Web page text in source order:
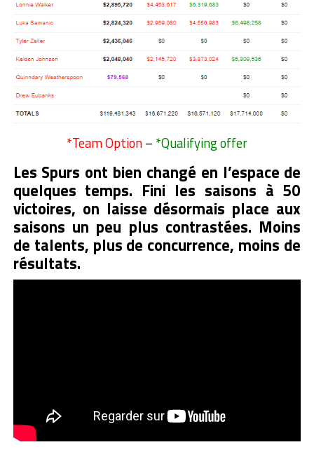
*Team Option– *Qualifying offer
Les Spurs ont bien changé en l’espace de
quelques temps. Fini les saisons à 50
victoires, on laisse désormais place aux
saisons un peu plus contrastées. Moins
de talents, plus de concurrence, moins de
résultats.